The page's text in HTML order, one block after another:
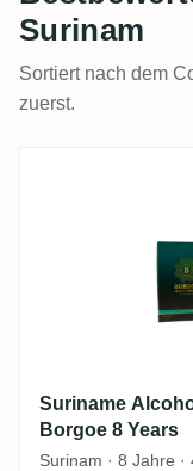
Surinam
Sortiert nach dem
zuerst.
Suriname
Suriname
Borgoe 8 Years
Surinam · 8 Jahre ·